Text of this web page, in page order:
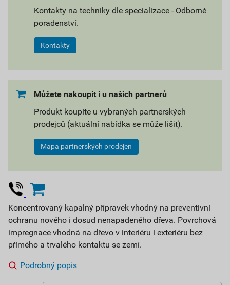
Kontakty na techniky dle specializace - Odborné
poradenství.
Kontakty
Můžete nakoupit i u našich partnerů
Produkt koupíte u vybraných partnerských
prodejců (aktuální nabídka se může lišit).
Mapa partnerských prodejen
Koncentrovaný kapalný přípravek vhodný na preventivní
ochranu nového i dosud nenapadeného dřeva. Povrchová
impregnace vhodná na dřevo v interiéru i exteriéru bez
přímého a trvalého kontaktu se zemí.
Podrobný popis